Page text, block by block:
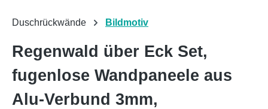
Duschrückwände Bildmotiv
Regenwald über Eck Set,
fugenlose Wandpaneele aus
Alu-Verbund 3mm,